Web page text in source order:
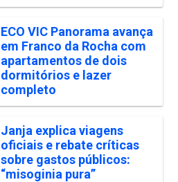
ECO VIC Panorama avança
em Franco da Rocha com
apartamentos de dois
dormitórios e lazer
completo
Janja explica viagens
oficiais e rebate críticas
sobre gastos públicos:
“misoginia pura”